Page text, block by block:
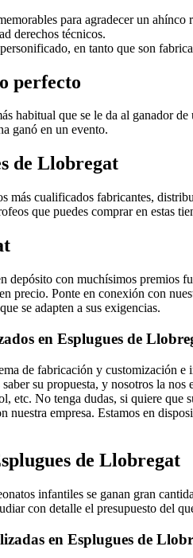
para agradecer un
derechos técnicos.
en tanto que son
perfecto
habitual que se le da al ganador
ganó en un evento.
de Llobregat
más cualificados fabricantes,
que puedes comprar en estas
depósito con muchísimos premios
precio. Ponte en conexión con
se adapten a sus exigencias.
en Esplugues de
de fabricación y customización
su propuesta, y nosotros la
etc. No tenga dudas, si quiere que
nuestra empresa. Estamos en
de Llobregat
infantiles se ganan gran
con detalle el presupuesto del
en Esplugues de